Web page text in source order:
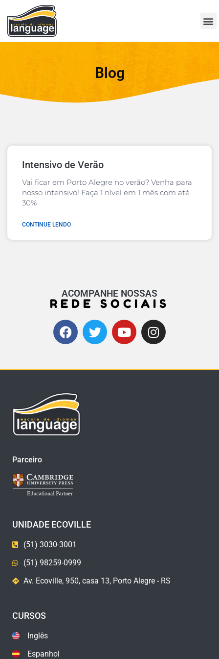
Blog
Intensivo de Verão
Vai ficar em Porto Alegre no verão? Venha para
nosso intensivo! Faça 1 nível em 1 mês com até
30%
CONTINUE LENDO
ACOMPANHE NOSSAS
REDE SOCIAIS
Parceiro
UNIDADE ECOVILLE
(51) 3030-3001
(51) 98259-0999
Av. Ecoville, 950, casa 13, Porto Alegre - RS
CURSOS
Inglês
Espanhol